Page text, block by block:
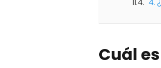
4.
Cuál